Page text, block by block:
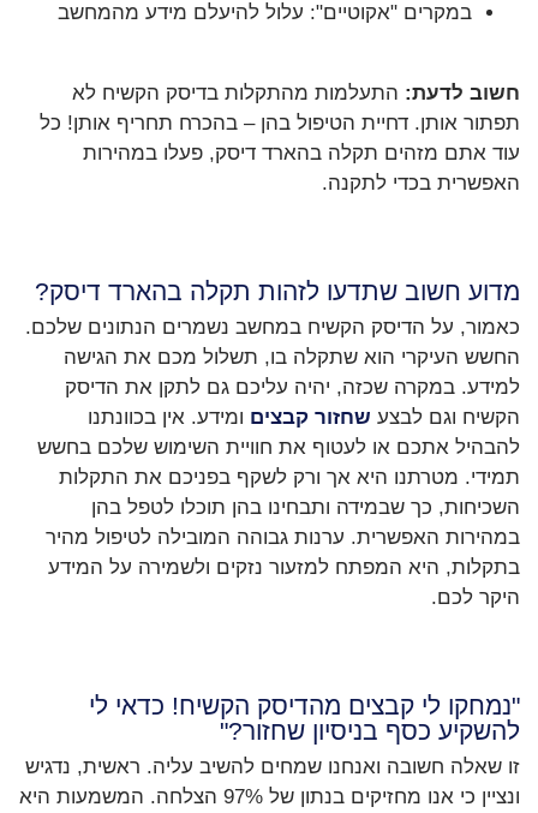
במקרים "אקוטיים": עלול להיעלם מידע מהמחשב
חשוב לדעת: התעלמות מהתקלות בדיסק הקשיח לא
תפתור אותן. דחיית הטיפול בהן – בהכרח תחריף אותן! כל
עוד אתם מזהים תקלה בהארד דיסק, פעלו במהירות
האפשרית בכדי לתקנה.
מדוע חשוב שתדעו לזהות תקלה בהארד דיסק?
כאמור, על הדיסק הקשיח במחשב נשמרים הנתונים שלכם.
החשש העיקרי הוא שתקלה בו, תשלול מכם את הגישה
למידע. במקרה שכזה, יהיה עליכם גם לתקן את הדיסק
הקשיח וגם לבצע שחזור קבצים ומידע. אין בכוונתנו
להבהיל אתכם או לעטוף את חוויית השימוש שלכם בחשש
תמידי. מטרתנו היא אך ורק לשקף בפניכם את התקלות
השכיחות, כך שבמידה ותבחינו בהן תוכלו לטפל בהן
במהירות האפשרית. ערנות גבוהה המובילה לטיפול מהיר
בתקלות, היא המפתח למזעור נזקים ולשמירה על המידע
היקר לכם.
"נמחקו לי קבצים מהדיסק הקשיח! כדאי לי
להשקיע כסף בניסיון שחזור?"
זו שאלה חשובה ואנחנו שמחים להשיב עליה. ראשית, נדגיש
ונציין כי אנו מחזיקים בנתון של 97% הצלחה. המשמעות היא